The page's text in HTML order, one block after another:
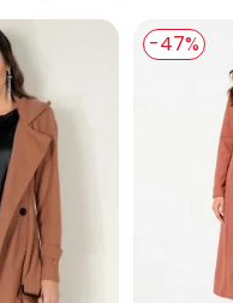
-47%